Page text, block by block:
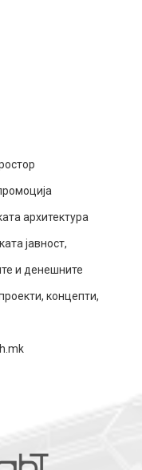
архитектура
јавност,
и денешните
концепти,